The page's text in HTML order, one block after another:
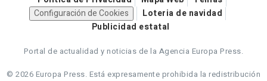
Configuración de Cookies
Loteria de navidad
Publicidad estatal
Portal de actualidad y noticias de la Agencia Europa Press.
© 2026 Europa Press. Está expresamente prohibida la redistribución